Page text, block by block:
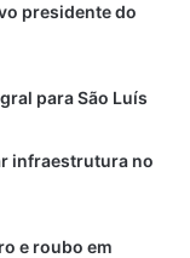
presidente do
para São Luís
infraestrutura no
e roubo em